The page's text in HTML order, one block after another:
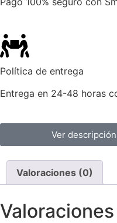
Política de entrega
Entrega en 24-48 horas
Ver
Valoraciones (0)
Valoraciones